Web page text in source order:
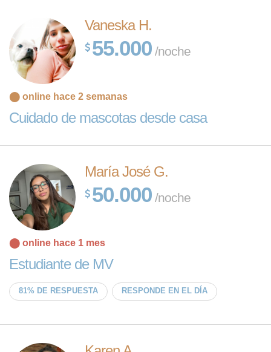
Vaneska H.
55.000 /noche
⬤ online hace 2 semanas
Cuidado de mascotas desde casa
María José G.
50.000 /noche
⬤ online hace 1 mes
Estudiante de MV
81% DE RESPUESTA RESPONDE EN EL DÍA